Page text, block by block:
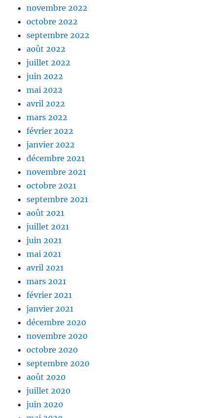
novembre 2022
octobre 2022
septembre 2022
août 2022
juillet 2022
juin 2022
mai 2022
avril 2022
mars 2022
février 2022
janvier 2022
décembre 2021
novembre 2021
octobre 2021
septembre 2021
août 2021
juillet 2021
juin 2021
mai 2021
avril 2021
mars 2021
février 2021
janvier 2021
décembre 2020
novembre 2020
octobre 2020
septembre 2020
août 2020
juillet 2020
juin 2020